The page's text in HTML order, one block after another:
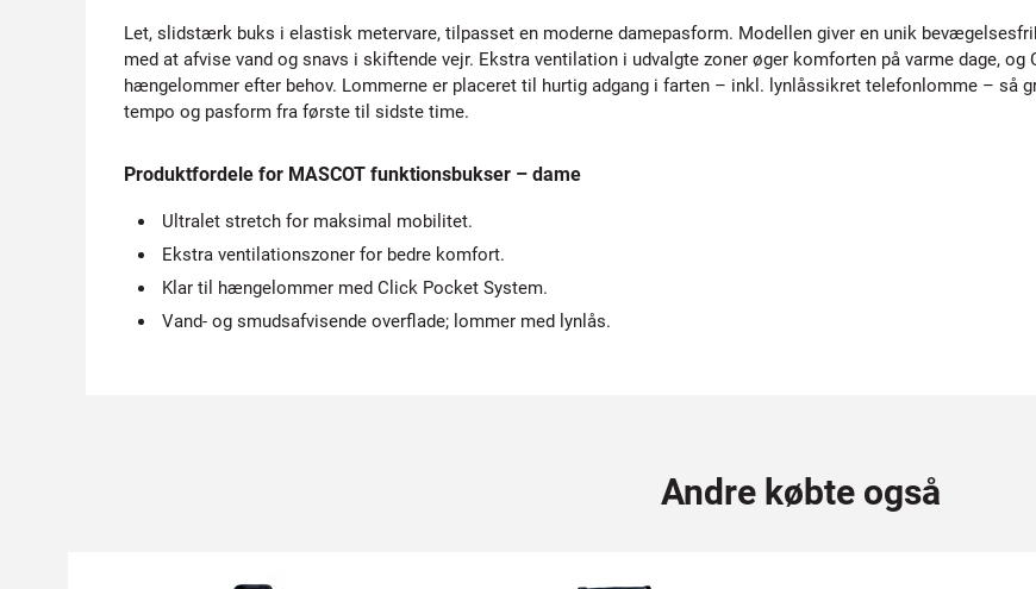
Let, slidstærk buks i elastisk metervare, tilpasset en moderne damepasform. Modellen giver en unik
med at afvise vand og snavs i skiftende vejr. Ekstra ventilation i udvalgte zoner øger komforten på varme dage,
hængelommer efter behov. Lommerne er placeret til hurtig adgang i farten – inkl. lynlåssikret telefonlomme – så
tempo og pasform fra første til sidste time.
Produktfordele for MASCOT funktionsbukser – dame
Ultralet stretch for maksimal mobilitet.
Ekstra ventilationszoner for bedre komfort.
Klar til hængelommer med Click Pocket System.
Vand- og smudsafvisende overflade; lommer med lynlås.
Andre købte også